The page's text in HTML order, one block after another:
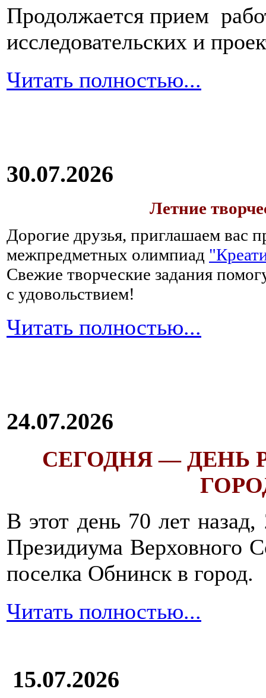
Продолжается прием
исследовательских и
Читать полностью...
30.07.2026
Летние
Дорогие друзья, приглашаем вас
межпредметных олимпиад
Свежие творческие задания
с удовольствием!
Читать полностью...
24.07.2026
СЕГОДНЯ — ДЕНЬ
В этот день 70 лет
Президиума Верховного
поселка Обнинск в город.
Читать полностью...
15.07.2026